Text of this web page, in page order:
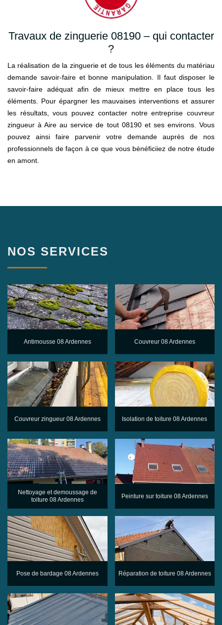
Travaux de zinguerie 08190 – qui contacter
?
La réalisation de la zinguerie et de tous les éléments du matériau
demande savoir-faire et bonne manipulation. Il faut disposer le
savoir-faire adéquat afin de mieux mettre en place tous les
éléments. Pour épargner les mauvaises interventions et assurer
les résultats, vous pouvez contacter notre entreprise couvreur
zingueur à Aire au service de tout 08190 et ses environs. Vous
pouvez ainsi faire parvenir votre demande auprès de nos
professionnels de façon à ce que vous bénéficiiez de notre étude
en amont.
NOS SERVICES
Antimousse 08 Ardennes Couvreur 08 Ardennes
Couvreur zingueur 08 Ardennes Isolation de toiture 08 Ardennes
Nettoyage et demoussage de
toiture 08 Ardennes
Peinture sur toiture 08 Ardennes
Pose de bardage 08 Ardennes Réparation de toiture 08 Ardennes